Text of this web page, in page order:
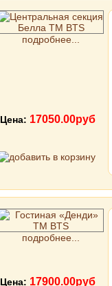
подробнее...
Цена: 17050.00руб
подробнее...
Цена: 17900.00руб